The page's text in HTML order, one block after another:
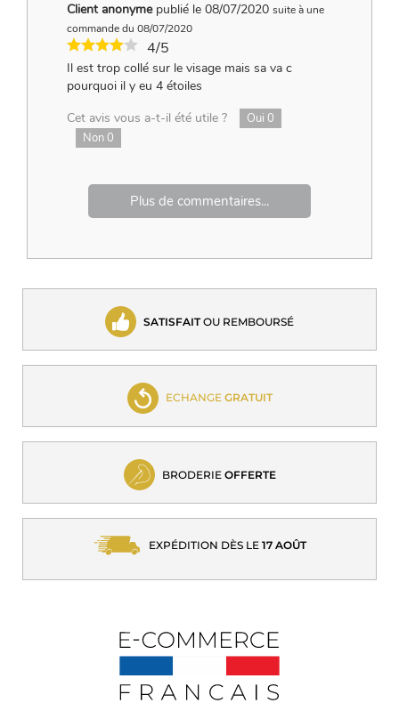
Client anonyme publié le 08/07/2020 suite à une
commande du 08/07/2020
4/5
Il est trop collé sur le visage mais sa va c
pourquoi il y eu 4 étoiles
Cet avis vous a-t-il été utile ?
Oui 0
Non0
Plus de commentaires...
SATISFAITOU REMBOURSÉ
ECHANGE GRATUIT
BRODERIE OFFERTE
EXPÉDITION DÈS LE 17 AOÛT